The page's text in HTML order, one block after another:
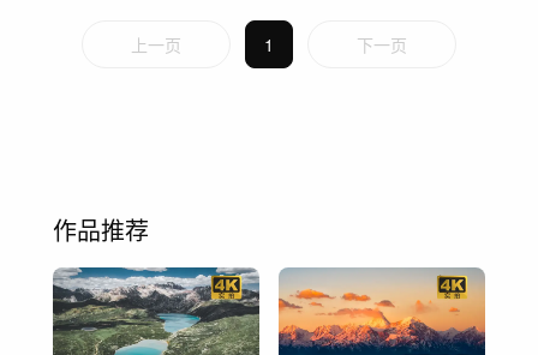
上一页 1 下一页
作品推荐